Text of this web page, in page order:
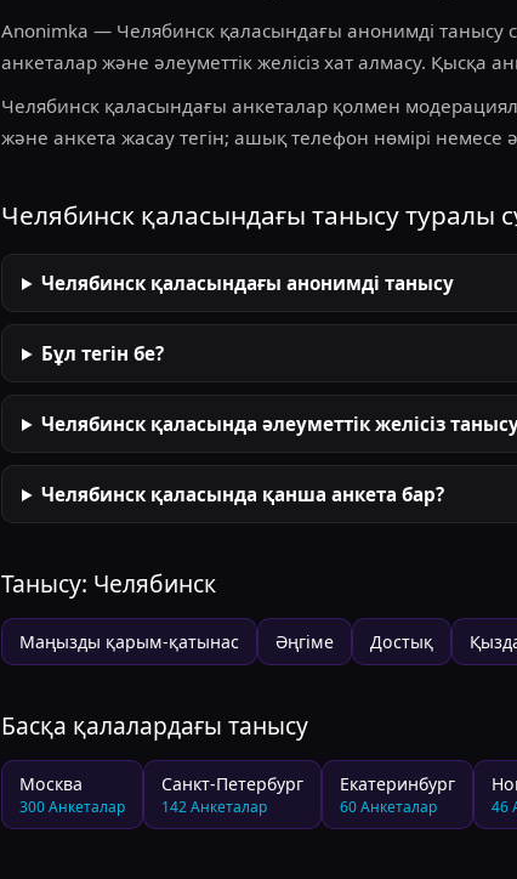
Anonimka — Челябинск қаласындағы анонимді танысу
анкеталар және әлеуметтік желісіз хат алмасу. Қысқа
Челябинск қаласындағы анкеталар қолмен
және анкета жасау тегін; ашық телефон нөмірі немесе
Челябинск қаласындағы танысу туралы
Челябинск қаласындағы анонимді танысу
Бұл тегін бе?
Челябинск қаласында әлеуметтік желісіз
Челябинск қаласында қанша анкета бар?
Танысу: Челябинск
Маңызды қарым-қатынас Әңгіме Достық
Басқа қалалардағы танысу
Москва
300Анкеталар
Санкт-Петербург
142Анкеталар
Екатеринбург
60Анкеталар 46